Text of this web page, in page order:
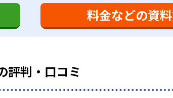
きる
にも合わせられるのが良い点である。
におすすめ
作成し、合格への道筋を教えてくれるので
実している。中学受験や高校受験の対策コ
れる。
。個別指導の学習塾では、指名制を導入し
ない可能性も出てくるだろう。
霧が丘高校 - 旭高校 -
横浜旭陵高校 - 日本大学藤沢高
料金などの資
評判・口コミ